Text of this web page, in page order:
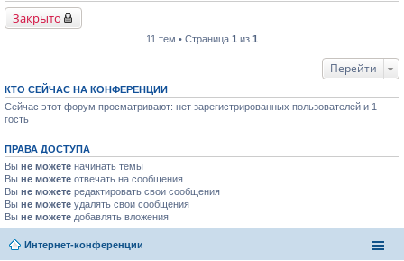
Закрыто
11 тем • Страница 1 из 1
Перейти
КТО СЕЙЧАС НА КОНФЕРЕНЦИИ
Сейчас этот форум просматривают: нет зарегистрированных пользователей и 1
гость
ПРАВА ДОСТУПА
Вы не можете начинать темы
Вы не можете отвечать на сообщения
Вы не можете редактировать свои сообщения
Вы не можете удалять свои сообщения
Вы не можете добавлять вложения
Интернет-конференции